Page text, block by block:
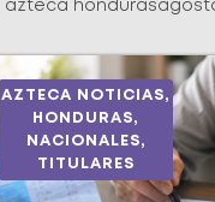
azteca honduras
AZTECA NOTICIAS,
HONDURAS,
NACIONALES,
TITULARES